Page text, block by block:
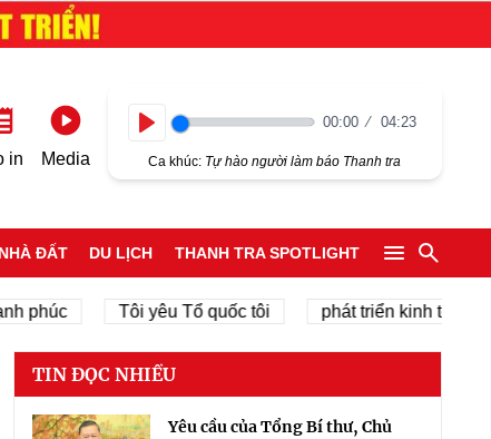
in Media
00:00 04:23
Ca khúc: Tự hào người làm báo Thanh tra
NHÀ ĐẤT DU LỊCH THANH TRA SPOTLIGHT
Tôi yêu Tổ quốc tôi phát triển kinh tế tư nhân
TIN ĐỌC NHIỀU
Yêu cầu của Tổng Bí thư, Chủ